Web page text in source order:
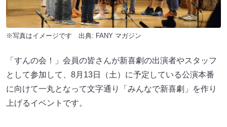
※写真はイメージです 出典: FANY マガジン
「すんの会！」会員の皆さんが新喜劇の出演者やスタッフ
として参加して、8月13日（土）に予定している公演本番
に向けて一丸となって文字通り「みんなで新喜劇」を作り
上げるイベントです。